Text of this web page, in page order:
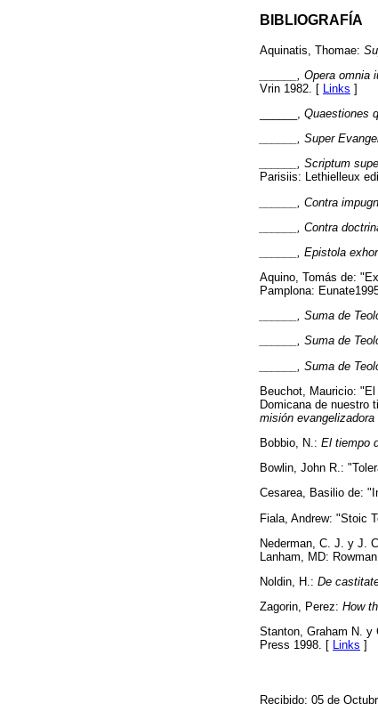
BIBLIOGRAFÍA
Aquinatis, Thomae:
______, Opera
Vrin 1982. [
Links ]
Quaestiones
______, Super
______, Scriptum
Parisiis: Lethielleux
______, Contra
______, Contra
______, Epistola
Aquino, Tomás de:
Pamplona:
______, Suma de
______, Suma de
______, Suma de
Beuchot, Mauricio:
Domicana de nuestro
misión
Bobbio, N.: El tiempo
Bowlin, John R.:
Cesarea, Basilio de:
Fiala, Andrew: "Stoic
Nederman, C. J. y J.
Lanham, MD:
Noldin, H.: De
Zagorin, Perez: How
Stanton, Graham N. y
Press 1998. [ Links ]
Recibido: 05 de